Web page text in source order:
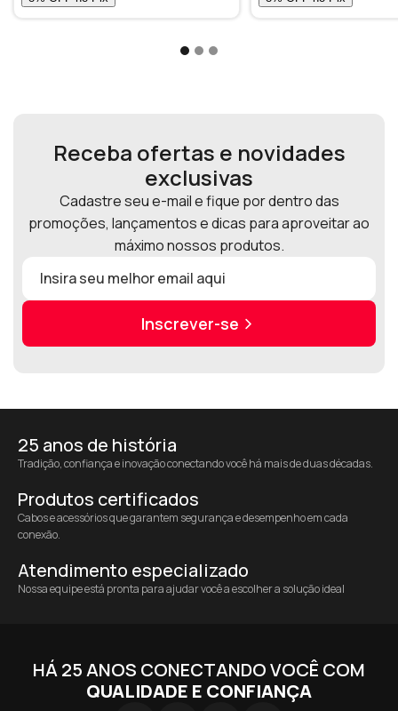
Receba ofertas e novidades
exclusivas
Cadastre seu e-mail e fique por dentro das
promoções, lançamentos e dicas para aproveitar ao
máximo nossos produtos.
Inscrever-se
25 anos de história
Tradição, confiança e inovação conectando você há mais de duas décadas.
Produtos certificados
Cabos e acessórios que garantem segurança e desempenho em cada
conexão.
Atendimento especializado
Nossa equipe está pronta para ajudar você a escolher a solução ideal
HÁ 25 ANOS CONECTANDO VOCÊ COM
QUALIDADE E CONFIANÇA